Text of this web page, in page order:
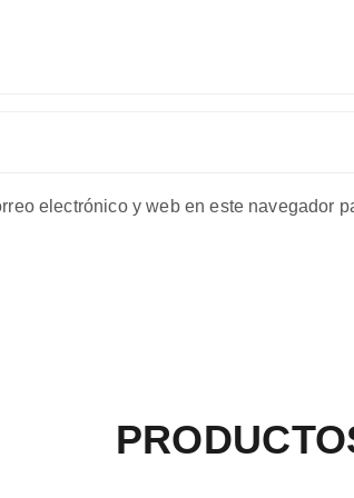
electrónico y web en este navegador